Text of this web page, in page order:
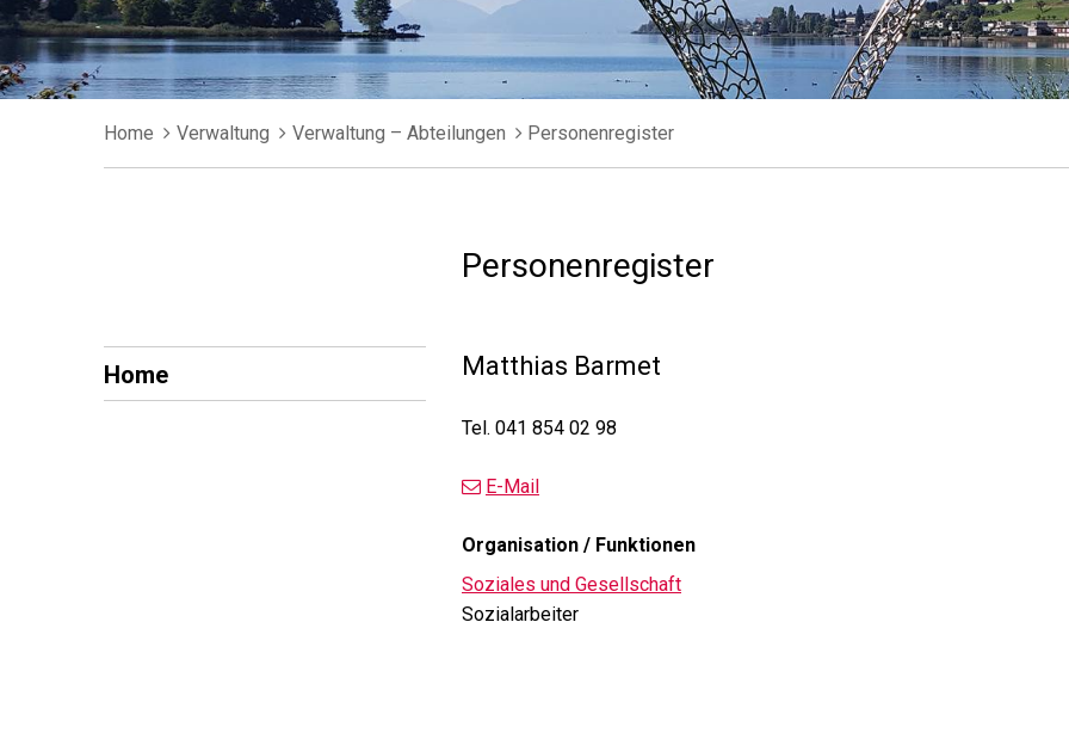
Breadcrumb
Home Verwaltung Verwaltung – Abteilungen Personenregister
Subnavigation
Home
Personenregister
Matthias Barmet
Tel. 041 854 02 98
E-Mail
Organisation / Funktionen
Soziales und Gesellschaft
Sozialarbeiter